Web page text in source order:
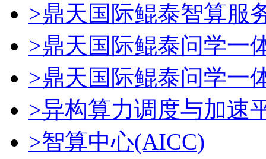
>鼎天国际鲲泰智算服
>鼎天国际鲲泰问学一
>鼎天国际鲲泰问学一
>异构算力调度与加速
>智算中心(AICC)